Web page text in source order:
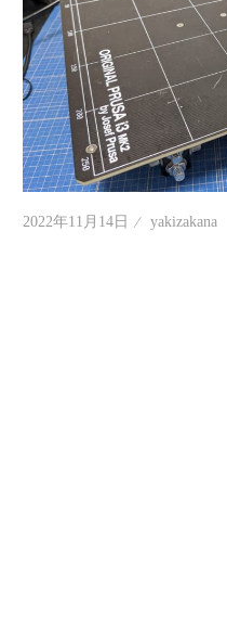
に
立
た
な
い
情
を
2022年11月14日 yakizakana